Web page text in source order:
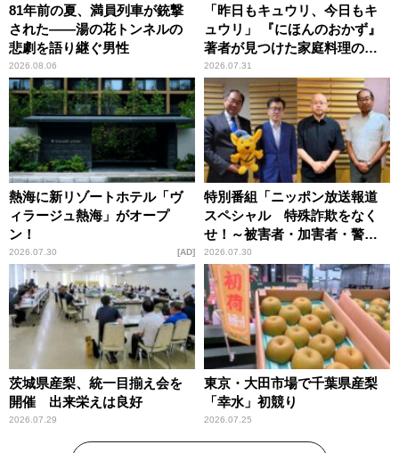
81年前の夏、満員列車が銃撃
された――湯の花トンネルの
悲劇を語り継ぐ男性
2026.08.06
「昨日もキュウリ、今日もキ
ュウリ」 『にほんのおかず』
著者が見つけた家庭料理の知
恵
2026.07.31
熱海に新リゾートホテル「ヴ
ィラージュ熱海」がオープ
ン！
2026.07.30 AD
特別番組「ニッポン放送報道
スペシャル 特殊詐欺をなく
せ！～被害者・加害者・警視
庁が語るトクリュウの実態
～」放送
2026.07.30
茨城県産梨、統一目揃え会を
開催 出来栄えは良好
2026.07.29
東京・大田市場で千葉県産梨
「幸水」初競り
2026.07.25